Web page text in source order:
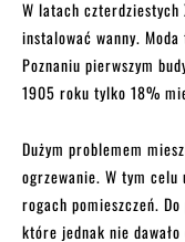
W latach czterdziestych
instalować wanny.
Poznaniu pierwszym
1905 roku tylko 18%
Dużym problemem
ogrzewanie. W tym celu
rogach pomieszczeń.
które jednak nie